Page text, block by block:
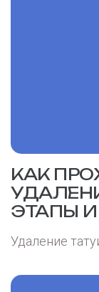
КАК
ЭТАПЫ
Удаление